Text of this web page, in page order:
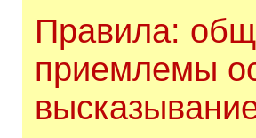
Правила:
приемлемы